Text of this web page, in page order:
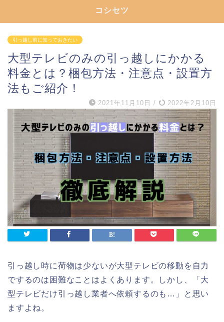
コシセツ
引っ越し前に知っておきたい
大型テレビのみの引っ越しにかかる
料金とは？梱包方法・注意点・設置方
法もご紹介！
2021年11月10日 / 2022年2月10日
引っ越し時に荷物は少ないが大型テレビの移動を自力
でするのは困難なことはよくあります。しかし、「大
型テレビだけ引っ越し業者へ依頼するのも…」と思い
ますよね。